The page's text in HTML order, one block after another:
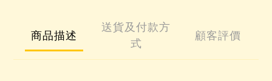
商品描述
送貨及付款方
式
顧客評價